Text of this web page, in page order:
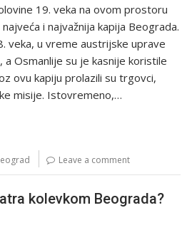
19. veka na ovom prostoru
i najvažnija kapija Beograda.
veka, u vreme austrijske uprave
Osmanlije su je kasnije koristile
ovu kapiju prolazili su trgovci,
misije. Istovremeno,…
Leave a comment
kolevkom Beograda?